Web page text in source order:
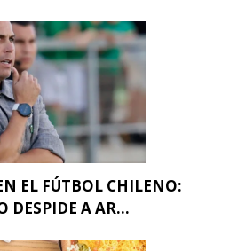
EL FÚTBOL CHILENO:
DESPIDE A AR...